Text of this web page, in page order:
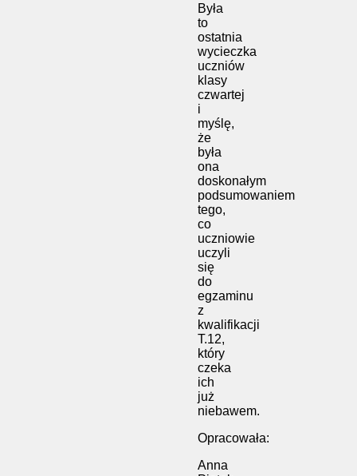
Była
to
ostatnia
wycieczka
uczniów
klasy
czwartej
i
myślę,
że
była
ona
doskonałym
podsumowaniem
tego,
co
uczniowie
uczyli
się
do
egzaminu
z
kwalifikacji
T.12,
który
czeka
ich
już
niebawem.
Opracowała:
Anna